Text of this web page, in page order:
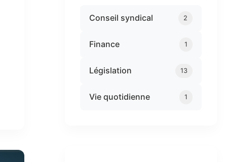
Conseil syndical 2
Finance 1
Législation 13
Vie quotidienne 1